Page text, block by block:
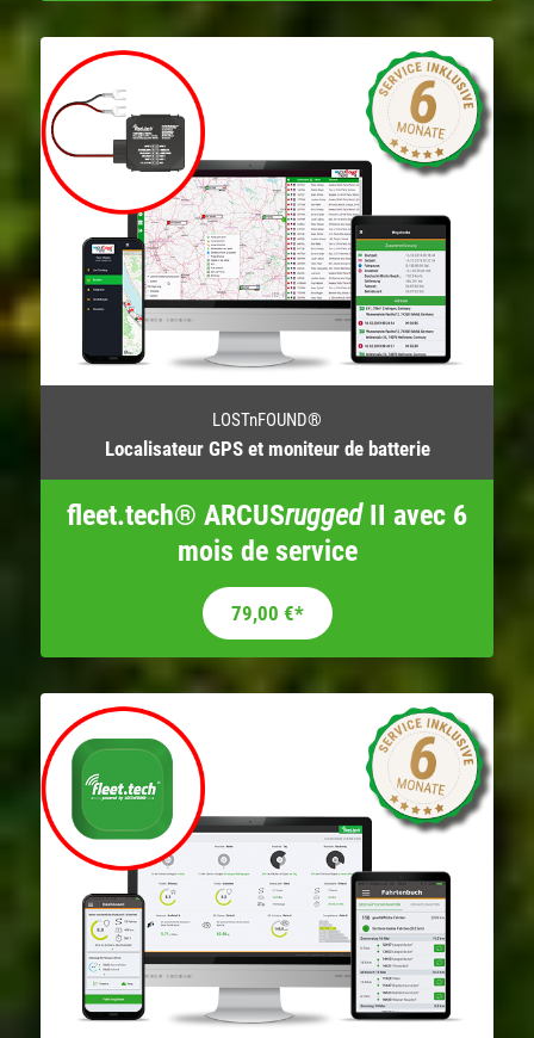
LOSTnFOUND®
Localisateur GPS et moniteur de batterie
fleet.tech® ARCUSruggedII avec 6
mois de service
79,00 €*